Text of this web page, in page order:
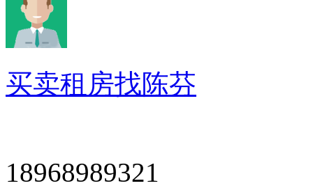
买卖租房找陈芬
18968989321